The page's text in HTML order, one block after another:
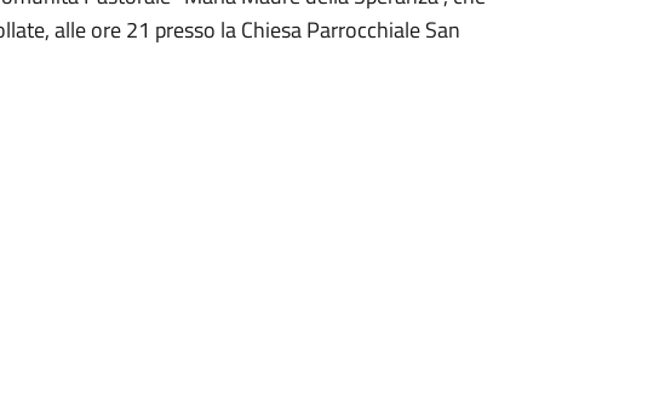
alle ore 21 presso la Chiesa Parrocchiale San